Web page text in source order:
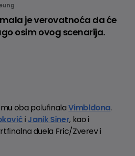
je verovatnoća da će
osim ovog scenarija.
oba polufinalaVimbldona.
i Janik Siner, kao i
duela Fric/Zverev i